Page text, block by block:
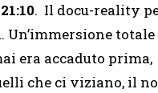
. Il docu-reality
era accaduto
che ci viziano, il